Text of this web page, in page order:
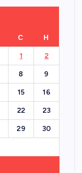
С Н
1 2
8 9
15 16
22 23
29 30